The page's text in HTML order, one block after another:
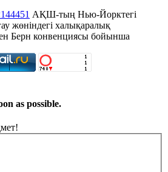
АҚШ-тың Нью-Йорктегі
жөніндегі халықаралық
Берн конвенциясы бойынша
as possible.